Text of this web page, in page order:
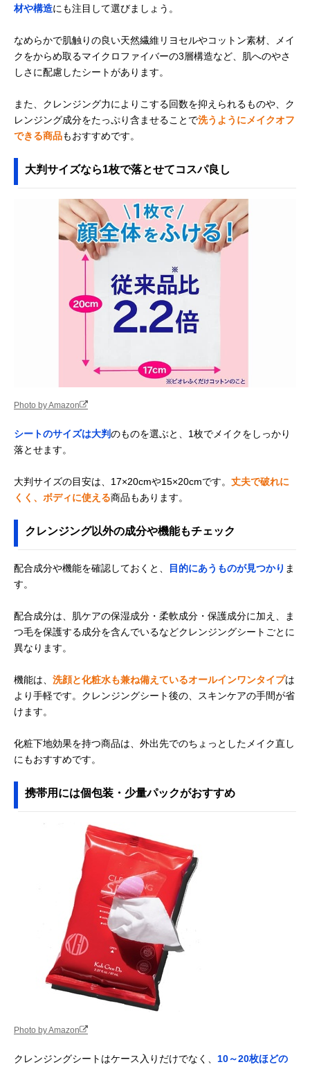
材や構造にも注目して選びましょう。
なめらかで肌触りの良い天然繊維リヨセルやコットン素材、メイ
クをからめ取るマイクロファイバーの3層構造など、肌へのやさ
しさに配慮したシートがあります。
また、クレンジング力によりこする回数を抑えられるものや、ク
レンジング成分をたっぷり含ませることで洗うようにメイクオフ
できる商品もおすすめです。
大判サイズなら1枚で落とせてコスパ良し
Photo by Amazon
シートのサイズは大判のものを選ぶと、1枚でメイクをしっかり
落とせます。
大判サイズの目安は、17×20cmや15×20cmです。 丈夫で破れに
くく、ボディに使える商品もあります。
クレンジング以外の成分や機能もチェック
配合成分や機能を確認しておくと、 目的にあうものが見つかり ま
す。
配合成分は、肌ケアの保湿成分・柔軟成分・保護成分に加え、ま
つ毛を保護する成分を含んでいるなどクレンジングシートごとに
異なります。
機能は、 洗顔と化粧水も兼ね備えているオールインワンタイプは
より手軽です。クレンジングシート後の、スキンケアの手間が省
けます。
化粧下地効果を持つ商品は、外出先でのちょっとしたメイク直し
にもおすすめです。
携帯用には個包装・少量パックがおすすめ
Photo by Amazon
クレンジングシートはケース入りだけでなく、 10～20枚ほどの